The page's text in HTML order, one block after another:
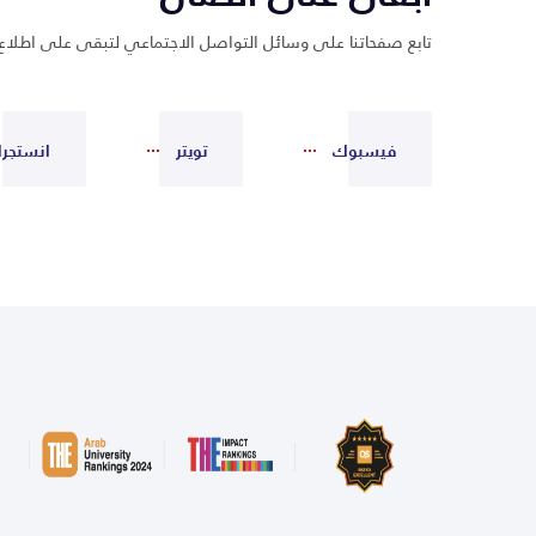
تابع صفحاتنا على وسائل التواصل الاجتماعي لتبقى على
فيسبوك تويتر